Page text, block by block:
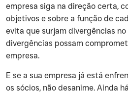
empresa siga na direção certa,
objetivos e sobre a função de
evita que surjam divergências
divergências possam
empresa.
‍E se a sua empresa já está
os sócios, não desanime. Ainda